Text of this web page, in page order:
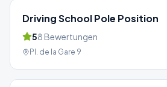
Driving School Pole Position
58 Bewertungen
Pl. de la Gare 9